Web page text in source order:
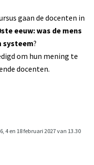
gaan de docenten in
eeuw: was de mens
systeem?
om hun mening te
docenten.
4 en 18 februari 2027 van 13.30